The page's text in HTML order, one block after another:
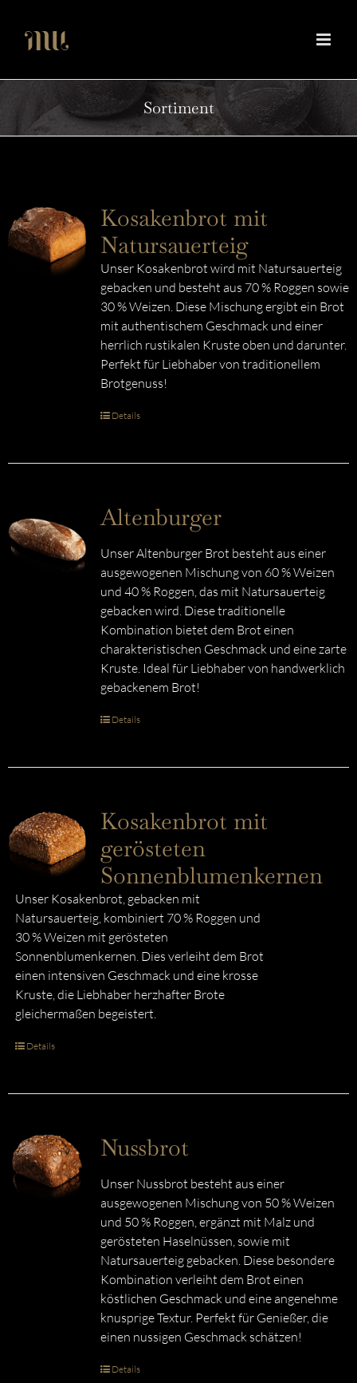
Inhalt
springen
Sortiment
Kosakenbrot mit
Natursauerteig
Unser Kosakenbrot wird mit Natursauerteig
gebacken und besteht aus 70 % Roggen sowie
30 % Weizen. Diese Mischung ergibt ein Brot
mit authentischem Geschmack und einer
herrlich rustikalen Kruste oben und darunter.
Perfekt für Liebhaber von traditionellem
Brotgenuss!
Details
Altenburger
Unser Altenburger Brot besteht aus einer
ausgewogenen Mischung von 60 % Weizen
und 40 % Roggen, das mit Natursauerteig
gebacken wird. Diese traditionelle
Kombination bietet dem Brot einen
charakteristischen Geschmack und eine zarte
Kruste. Ideal für Liebhaber von handwerklich
gebackenem Brot!
Details
Kosakenbrot mit
gerösteten
Sonnenblumenkernen
Unser Kosakenbrot, gebacken mit
Natursauerteig, kombiniert 70 % Roggen und
30 % Weizen mit gerösteten
Sonnenblumenkernen. Dies verleiht dem Brot
einen intensiven Geschmack und eine krosse
Kruste, die Liebhaber herzhafter Brote
gleichermaßen begeistert.
Details
Nussbrot
Unser Nussbrot besteht aus einer
ausgewogenen Mischung von 50 % Weizen
und 50 % Roggen, ergänzt mit Malz und
gerösteten Haselnüssen, sowie mit
Natursauerteig gebacken. Diese besondere
Kombination verleiht dem Brot einen
köstlichen Geschmack und eine angenehme
knusprige Textur. Perfekt für Genießer, die
einen nussigen Geschmack schätzen!
Details